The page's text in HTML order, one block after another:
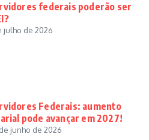
federais poderão ser
julho de 2026
Federais: aumento
pode avançar em 2027!
junho de 2026